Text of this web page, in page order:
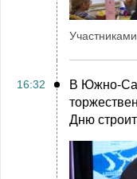
16:32
В Южно-
Дню